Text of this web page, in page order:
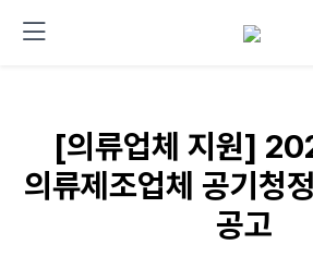
[의류업체 지원]
의류제조업체 공기청
공고